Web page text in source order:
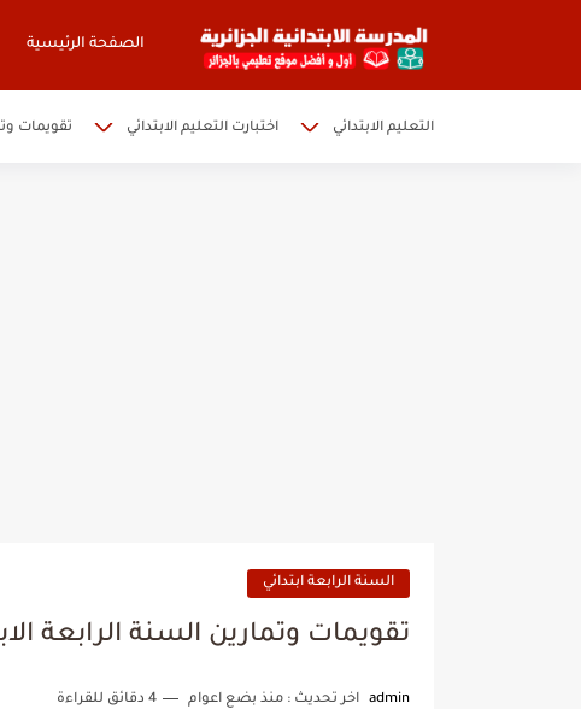
الصفحة الرئيسية
التعليم الابتدائي اختبارت التعليم الابتدائي تقويمات
السنة الرابعة ابتدائي
تقويمات وتمارين السنة الرابعة الابتدائي
admin اخر تحديث : منذ بضع اعوام 4 دقائق للقراءة